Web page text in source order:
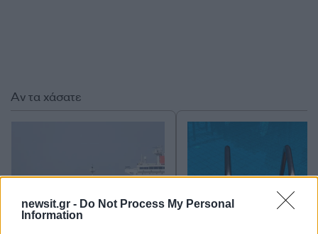
newsit.gr - Do Not Process My Personal
Information
Αν τα χάσατε